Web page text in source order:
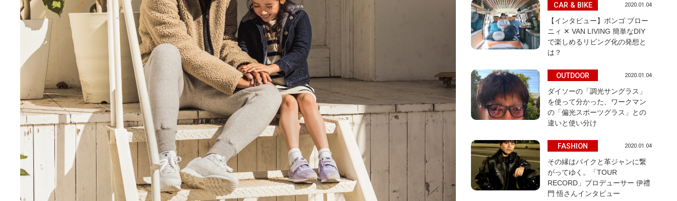
CAR & BIKE 2020.01.04
【インタビュー】ボンゴ ブロー
ニィ ✕ VAN LIVING 簡単なDIY
で楽しめるリビング化の発想と
は？
OUTDOOR 2020.01.04
ダイソーの「調光サングラス」
を使って分かった、ワークマン
の「偏光スポーツグラス」との
違いと使い分け
FASHION 2020.01.04
その縁はバイクと革ジャンに繋
がってゆく。「TOUR
RECORD」プロデューサー 伊禮
門 悟さんインタビュー